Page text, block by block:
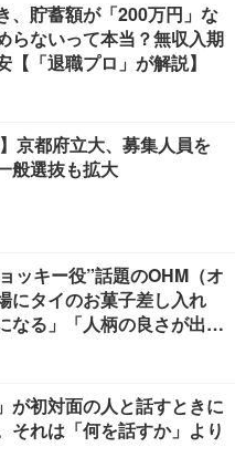
、貯蓄額が「200万円」な
らないって本当？無収入期
【「退職プロ」が解説】
京都府立大、募集人員を
般選抜も拡大
ッキー役”話題のOHM（オ
にタイのお菓子差し入れ
なる」「人柄の良さが出て
が初対面の人と話すときに
それは「何を話すか」より